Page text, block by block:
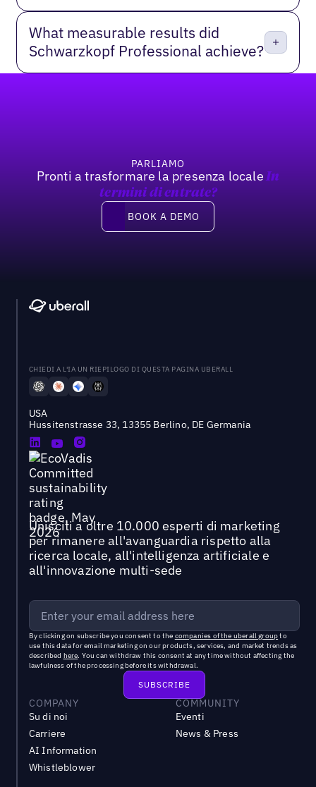
What measurable results did
Schwarzkopf Professional achieve?
PARLIAMO
Pronti a trasformare la presenza locale In
termini di entrate?
Book a demo
BOOK A DEMO
CHIEDI A L'IA UN RIEPILOGO DI QUESTA PAGINA UBERALL
USA
Hussitenstrasse 33, 13355 Berlino, DE Germania
Unisciti a oltre 10.000 esperti di marketing
per rimanere all'avanguardia rispetto alla
ricerca locale, all'intelligenza artificiale e
all'innovazione multi-sede
By clicking on subscribe you consent to the companies of the uberall groupto
use this data for email marketing on our products, services, and market trends as
described here. You can withdraw this consent at any time without affecting the
lawfulness of the processing before its withdrawal.
COMPANY
Su di noi
Carriere
AI Information
Whistleblower
COMMUNITY
Eventi
News & Press